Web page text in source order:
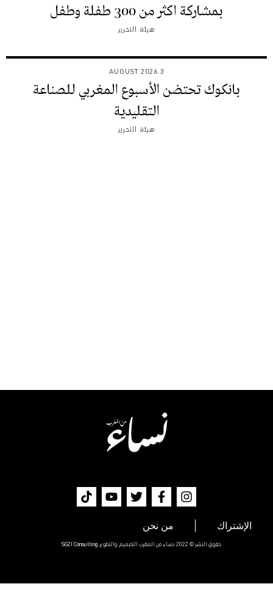
بمشاركة اكثر من 300 طفلة وطفل
هيئة التحرير
3 AUGUST 2026
بانكوك تحتضن الأسبوع المغربي للصناعة
التقليدية
هيئة التحرير
الإشتراك من نحن
حقوق النشر © 2022 نساء من المغرب التصميم والتطوير SG2I Consulting